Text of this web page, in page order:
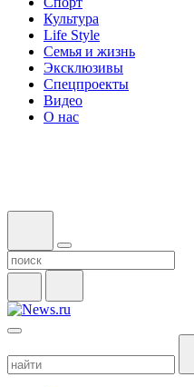
Культура
Life Style
Семья и жизнь
Эксклюзивы
Спецпроекты
Видео
О нас